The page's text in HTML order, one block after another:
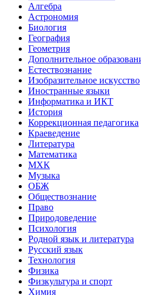
Алгебра
Астрономия
Биология
География
Геометрия
Дополнительное
Естествознание
Изобразительное искусство
Иностранные языки
Информатика и ИКТ
История
Коррекционная педагогика
Краеведение
Литература
Математика
МХК
Музыка
ОБЖ
Обществознание
Право
Природоведение
Психология
Родной язык и литература
Русский язык
Технология
Физика
Физкультура и спорт
Химия